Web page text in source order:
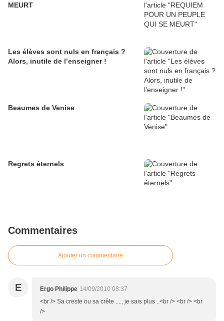
MEURT
Les élèves sont nuls en français ?
Alors, inutile de l’enseigner !
Beaumes de Venise
Regrets éternels
Commentaires
Ajouter un commentaire
E Ergo Philippe 14/09/2010 08:37
<br /> Sa creste ou sa crête ...., je sais plus ..<br /> <br /> <br
/>